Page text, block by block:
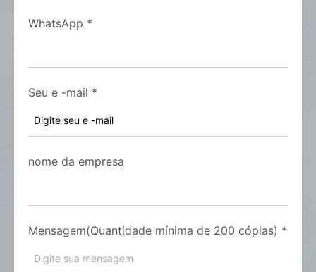
WhatsApp *
Seu e -mail *
nome da empresa
Mensagem(Quantidade mínima de 200 cópias) *